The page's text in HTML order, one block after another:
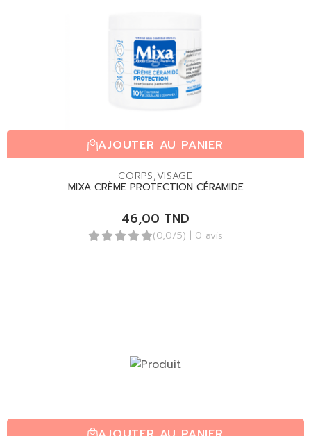
AJOUTER AU PANIER
CORPS,VISAGE
MIXA CRÈME PROTECTION CÉRAMIDE
46,00 TND
(0,0/5) | 0 avis